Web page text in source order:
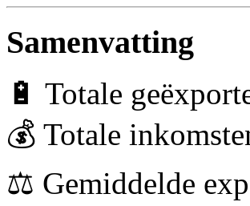
Samenvatting
🔋 Totale
💰 Totale
⚖ Gemiddelde